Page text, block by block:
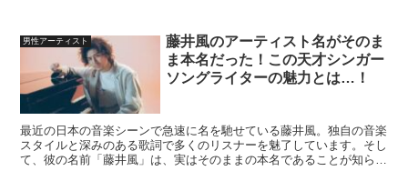
男性アーティスト
藤井風のアーティスト名がそのま
ま本名だった！この天才シンガー
ソングライターの魅力とは…！
最近の日本の音楽シーンで急速に名を馳せている藤井風。独自の音楽
スタイルと深みのある歌詞で多くのリスナーを魅了しています。そし
て、彼の名前「藤井風」は、実はそのままの本名であることが知られ